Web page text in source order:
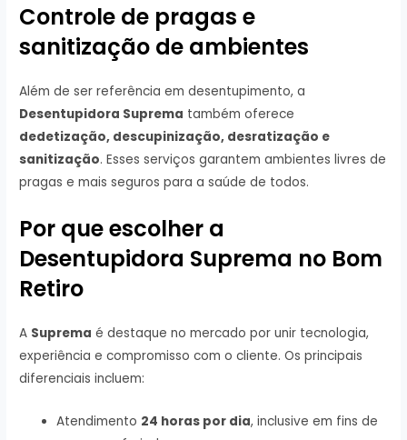
Controle de pragas e
sanitização de ambientes
Além de ser referência em desentupimento, a
Desentupidora Suprema também oferece
dedetização, descupinização, desratização e
sanitização. Esses serviços garantem ambientes livres de
pragas e mais seguros para a saúde de todos.
Por que escolher a
Desentupidora Suprema no Bom
Retiro
A Suprema é destaque no mercado por unir tecnologia,
experiência e compromisso com o cliente. Os principais
diferenciais incluem:
Atendimento 24 horas por dia, inclusive em fins de